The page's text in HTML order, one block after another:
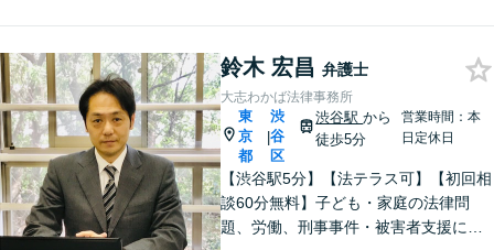
鈴木 宏昌 弁護士
大志わかば法律事務所
東
京
都
|
渋
谷
区
渋谷駅から
徒歩5分
営業時間：本
日定休日
【渋谷駅5分】【法テラス可】【初回相
談60分無料】子ども・家庭の法律問
題、労働、刑事事件・被害者支援に注